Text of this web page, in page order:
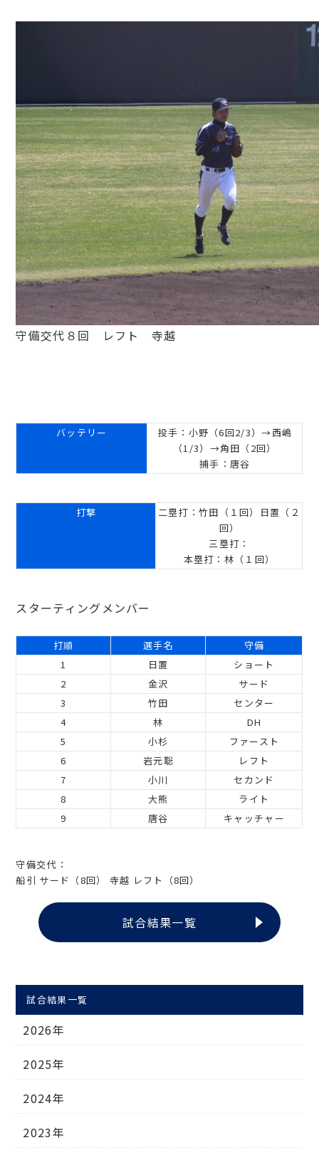
守備交代８回 レフト 寺越
バッテリー
投手：小野（6回2/3）→西嶋
（1/3）→角田（2回）
捕手：唐谷
打撃
二塁打：竹田（１回）日置（２
回）
三塁打：
本塁打：林（１回）
スターティングメンバー
打順 選手名
守備
1
日置
ショート
2
金沢
サード
3
竹田
センター
4
林
DH
5
小杉
ファースト
6
岩元聡
レフト
7
小川
セカンド
8
大熊
ライト
9
唐谷 キャッチャー
守備交代：
船引 サード（8回） 寺越 レフト（8回）
試合結果一覧
試合結果一覧
2026年
2025年
2024年
2023年